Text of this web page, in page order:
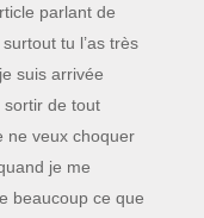
parlant de
tu l’as très
suis arrivée
sortir de tout
ne veux choquer
je me
beaucoup ce que